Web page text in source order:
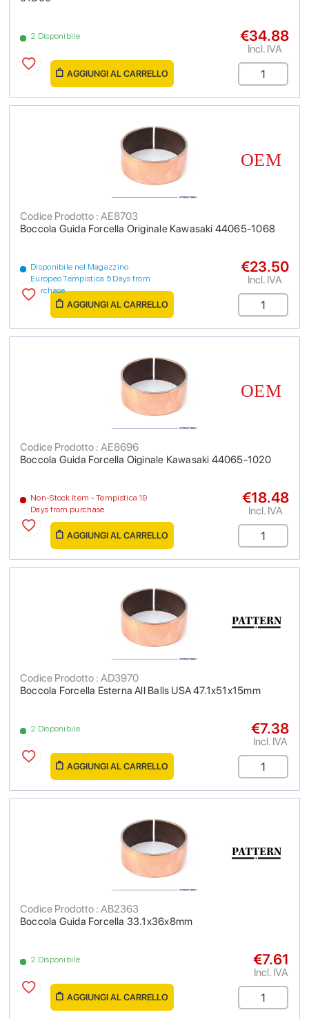
2 Disponibile €34.88
Incl. IVA
AGGIUNGI AL CARRELLO
Boccola Guida Forcella Originale Kawasaki 44065-1068
Codice Prodotto : AE8703
Disponibile nel Magazzino
Europeo Tempistica 5 Days from
purchase
€23.50
Incl. IVA
AGGIUNGI AL CARRELLO
Boccola Guida Forcella Oiginale Kawasaki 44065-1020
Codice Prodotto : AE8696
Non-Stock Item - Tempistica 19
Days from purchase
€18.48
Incl. IVA
AGGIUNGI AL CARRELLO
Boccola Forcella Esterna All Balls USA 47.1x51x15mm
Codice Prodotto : AD3970
2 Disponibile €7.38
Incl. IVA
AGGIUNGI AL CARRELLO
Boccola Guida Forcella 33.1x36x8mm
Codice Prodotto : AB2363
2 Disponibile €7.61
Incl. IVA
AGGIUNGI AL CARRELLO